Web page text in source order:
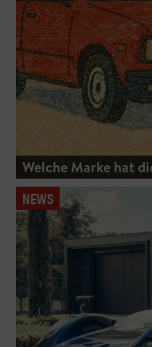
Welche Marke hat
NEWS